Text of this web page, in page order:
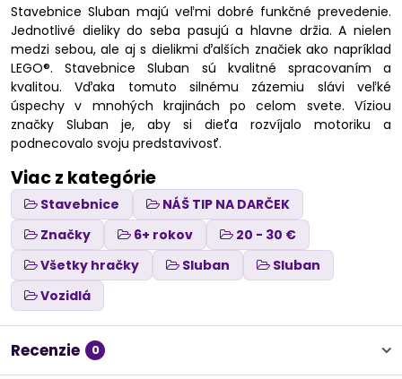
Stavebnice Sluban majú veľmi dobré funkčné prevedenie.
Jednotlivé dieliky do seba pasujú a hlavne držia. A nielen
medzi sebou, ale aj s dielikmi ďalších značiek ako napríklad
LEGO®. Stavebnice Sluban sú kvalitné spracovaním a
kvalitou. Vďaka tomuto silnému zázemiu slávi veľké
úspechy v mnohých krajinách po celom svete. Víziou
značky Sluban je, aby si dieťa rozvíjalo motoriku a
podnecovalo svoju predstavivosť.
Viac z kategórie
Stavebnice
NÁŠ TIP NA DARČEK
Značky
6+ rokov
20 - 30 €
Všetky hračky
Sluban
Sluban
Vozidlá
Recenzie 0